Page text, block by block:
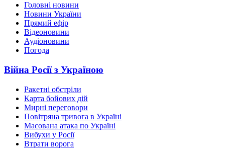
Головні новини
Новини України
Прямий ефір
Відеоновини
Аудіоновини
Погода
Війна Росії з Україною
Ракетні обстріли
Карта бойових дій
Мирні переговори
Повітряна тривога в Україні
Масована атака по Україні
Вибухи у Росії
Втрати ворога